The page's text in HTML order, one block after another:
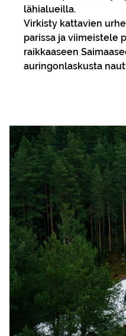
lähialueilla.
Virkisty kattavien
parissa ja viimeistele
raikkaaseen
auringonlaskusta